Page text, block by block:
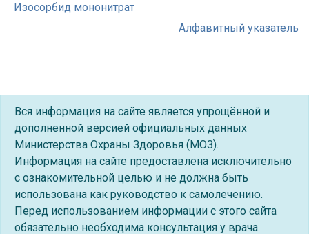
Изосорбид мононитрат
Алфавитный указатель
Вся информация на сайте является упрощённой и
дополненной версией официальных данных
Министерства Охраны Здоровья (МОЗ).
Информация на сайте предоставлена исключительно
с ознакомительной целью и не должна быть
использована как руководство к самолечению.
Перед использованием информации с этого сайта
обязательно необходима консультация у врача.